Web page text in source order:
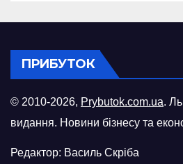
ПРИБУТОК
© 2010-2026, Prybutok.com.ua.
видання. Новини бізнесу та
Редактор: Василь Скріба